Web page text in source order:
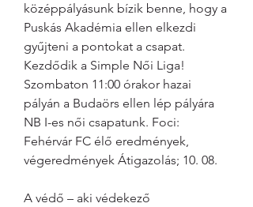
középpályásunk bízik benne, hogy a
Puskás Akadémia ellen elkezdi
gyűjteni a pontokat a csapat.
Kezdődik a Simple Női Liga!
Szombaton 11:00 órakor hazai
pályán a Budaörs ellen lép pályára
NB I-es női csapatunk. Foci:
Fehérvár FC élő eredmények,
végeredmények Átigazolás; 10. 08.
A védő – aki védekező